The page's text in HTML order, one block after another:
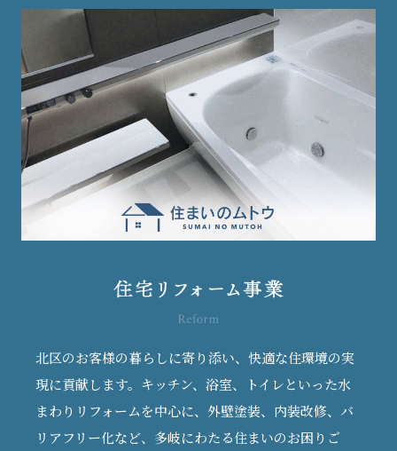
北区のお客様の暮らしに寄り添い、快適な住環境の実
現に貢献します。キッチン、浴室、トイレといった水
まわりリフォームを中心に、外壁塗装、内装改修、バ
リアフリー化など、多岐にわたる住まいのお困りご